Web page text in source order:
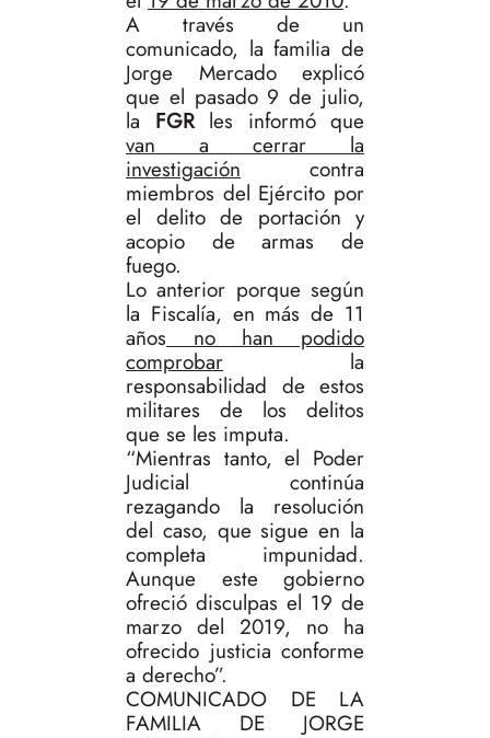
A través de un
comunicado, la familia de
Jorge Mercado explicó
que el pasado 9 de julio,
la FGRles informó que
van a cerrar la
investigación contra
miembros del Ejército por
el delito de portación y
acopio de armas de
fuego.
Lo anterior porque según
la Fiscalía, en más de 11
años no han podido
comprobar la
responsabilidad de estos
militares de los delitos
que se les imputa.
“Mientras tanto, el Poder
Judicial continúa
rezagando la resolución
del caso, que sigue en la
completa impunidad.
Aunque este gobierno
ofreció disculpas el 19 de
marzo del 2019, no ha
ofrecido justicia conforme
a derecho”.
COMUNICADO DE LA
FAMILIA DE JORGE